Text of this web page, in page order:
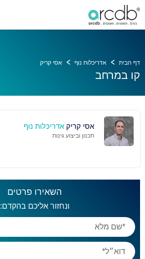
דף הבית אדריכלות נוף אסי קריק
קו במרחב
אסי קריק אדריכלות נוף
תכנון וביצוע גינות
השאירו פרטים
ונחזור אליכם בהקדם: